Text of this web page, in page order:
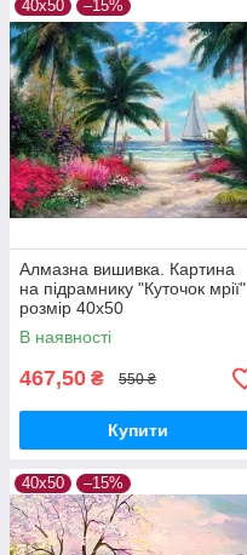
40х50 –15%
Алмазна вишивка. Картина
на підрамнику "Куточок мрії" ,
розмір 40х50
В наявності
467,50 ₴ 550 ₴
Купити
40х50 –15%